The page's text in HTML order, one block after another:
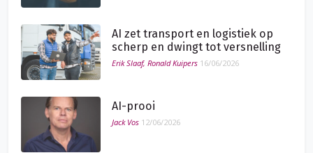
AI zet transport en logistiek op
scherp en dwingt tot versnelling
Erik Slaaf, Ronald Kuipers 16/06/2026
AI-prooi
Jack Vos 12/06/2026